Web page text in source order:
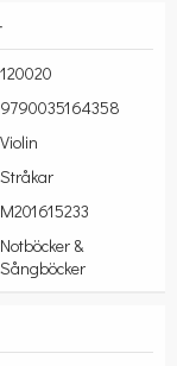
120020
9790035164358
Violin
Stråkar
M201615233
Notböcker &
Sångböcker